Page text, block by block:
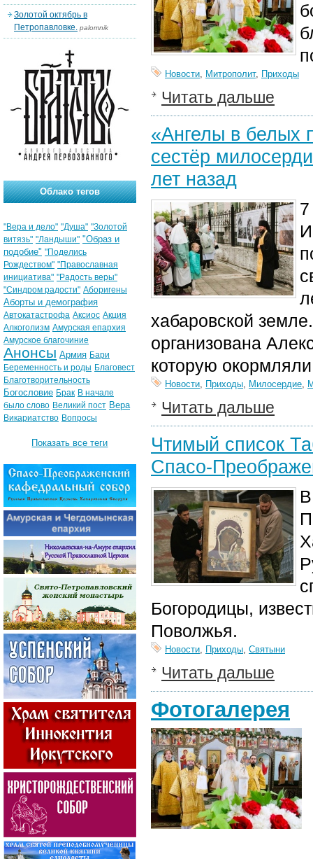
Новости, Митрополит, Приходы
Читать дальше
«Ангелы в белых
сестёр
лет назад
хабаровской
организована
которую
Новости, Приходы, Милосердие,
Читать дальше
Чтимый список
Спасо-
Богородицы,
Поволжья.
Новости, Приходы, Святыни
Читать дальше
Фотогалерея
Золотой октябрь в
Петропавловке. palomnik
Облако тегов
"Вера и дело" "Душа" "Золотой
витязь" "Ландыши" "Образ и
подобие" "Поделись
Рождеством" "Православная
инициатива" "Радость веры"
"Синдром радости" Аборигены
Аборты и демография
Автокатастрофа Аксиос Акция
Алкоголизм Амурская епархия
Амурское благочиние
Анонсы Армия Бари
Беременность и роды Благовест
Благотворительность
Богословие Брак В начале
было слово Великий пост Вера
Викариатство Вопросы
Показать все теги